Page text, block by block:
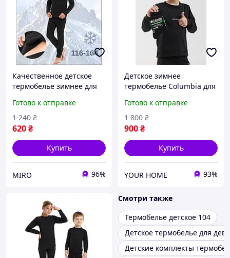
Качественное детское
термобелье зимнее для
комплекте кофта и штаны
на флисе черное
Готово к отправке
620₴
1 240 ₴
Купить
MIRO 96%
Детское зимнее
термобелье Columbia для
подростковое
термобелье, термобелье
для мальчиков
Готово к отправке
900₴
1 800 ₴
Купить
YOUR HOME 93%
Смотри также
Термобелье детское 104
Детское термобелье для
Детские комплекты